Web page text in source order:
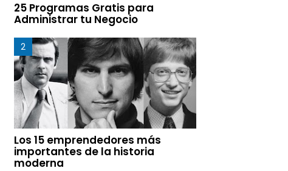
25 Programas Gratis para
Administrar tu Negocio
Los 15 emprendedores más
importantes de la historia
moderna